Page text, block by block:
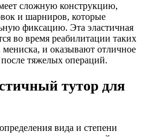
сложную конструкцию,
и шарниров, которые
фиксацию. Эта эластичная
во время реабилитации таких
и оказывают отличное
тяжелых операций.
тутор для
вида и степени